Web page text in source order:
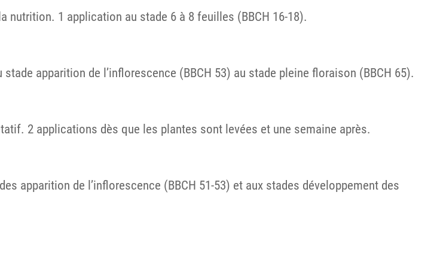
1 application au stade 6 à 8 feuilles (BBCH 16-18).
apparition de l’inflorescence (BBCH 53) au stade pleine floraison (BBCH 65).
2 applications dès que les plantes sont levées et une semaine après.
apparition de l’inflorescence (BBCH 51-53) et aux stades développement des